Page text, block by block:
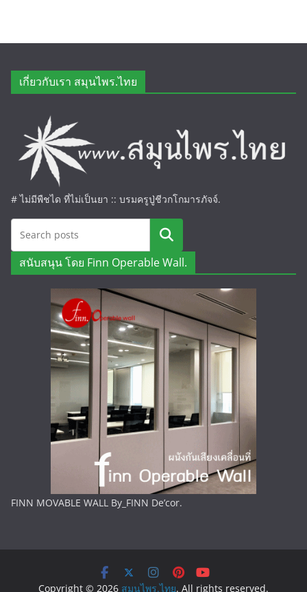
เกี่ยวกับเรา สมุนไพร.ไทย
# ไม่มีพืชได ที่ไม่เป็นยา :: บรมครูปู่ชีวกโกมารภัจจ์.
ค้นหา
สนับสนุน โดย Finn Operable Wall.
FINN MOVABLE WALL By_FINN De’cor.
Copyright © 2026 สมุนไพร.ไทย. All rights reserved.